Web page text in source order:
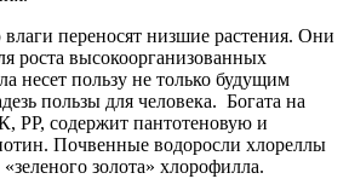
переносят низшие растения. Они
роста высокоорганизованных
несет пользу не только будущим
пользы для человека. Богата на
содержит пантотеновую и
Почвенные водоросли хлореллы
золота» хлорофилла.